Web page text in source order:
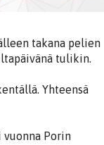
takana pelien
tulikin.
Yhteensä
Porin